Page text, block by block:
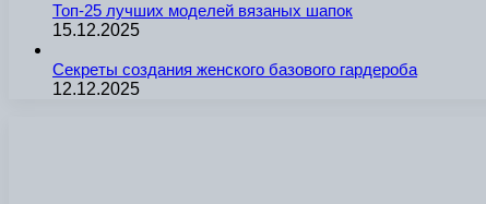
Топ-25 лучших моделей вязаных шапок
15.12.2025
Секреты создания женского базового гардероба
12.12.2025